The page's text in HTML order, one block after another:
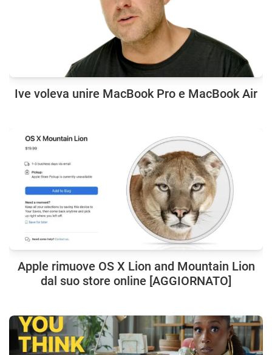
Ive voleva unire MacBook Pro e MacBook Air
Apple rimuove OS X Lion and Mountain Lion
dal suo store online [AGGIORNATO]